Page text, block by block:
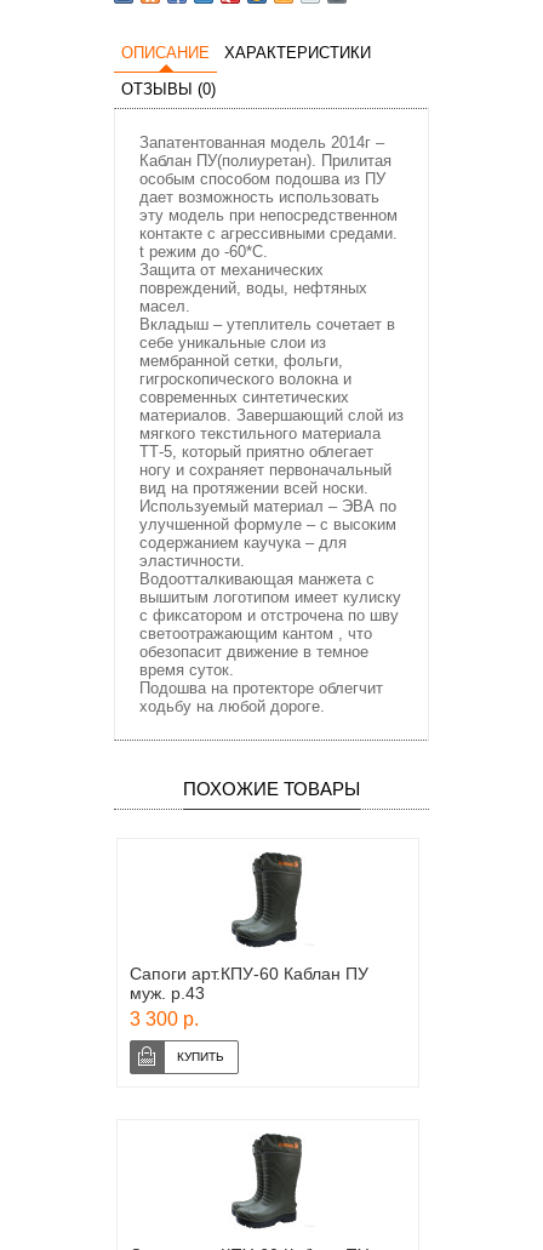
ОПИСАНИЕ
ХАРАКТЕРИСТИКИ
ОТЗЫВЫ (0)
Запатентованная модель 2014г –
Каблан ПУ(полиуретан). Прилитая
особым способом подошва из ПУ
дает возможность использовать
эту модель при непосредственном
контакте с агрессивными средами.
t режим до -60*С.
Защита от механических
повреждений, воды, нефтяных
масел.
Вкладыш – утеплитель сочетает в
себе уникальные слои из
мембранной сетки, фольги,
гигроскопического волокна и
современных синтетических
материалов. Завершающий слой из
мягкого текстильного материала
ТТ-5, который приятно облегает
ногу и сохраняет первоначальный
вид на протяжении всей носки.
Используемый материал – ЭВА по
улучшенной формуле – с высоким
содержанием каучука – для
эластичности.
Водоотталкивающая манжета с
вышитым логотипом имеет кулиску
с фиксатором и отстрочена по шву
светоотражающим кантом , что
обезопасит движение в темное
время суток.
Подошва на протекторе облегчит
ходьбу на любой дороге.
ПОХОЖИЕ ТОВАРЫ
Сапоги арт.КПУ-60 Каблан ПУ
муж. р.43
3 300 р.